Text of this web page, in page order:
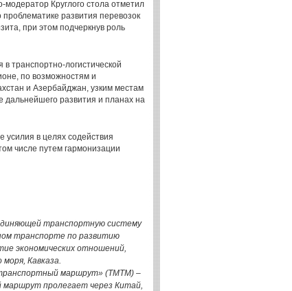
Круглого стола отметил
развития перевозок
при этом подчеркнув роль
транспортно-логистической
по возможностям и
и Азербайджан, узким местам
развития и планах на
усилия в целях содействия
числе путем гармонизации
транспортную систему
транспорте по развитию
экономических отношений,
Кавказа.
транспортный маршрут» (ТМТМ) –
маршрут пролегает через Китай,